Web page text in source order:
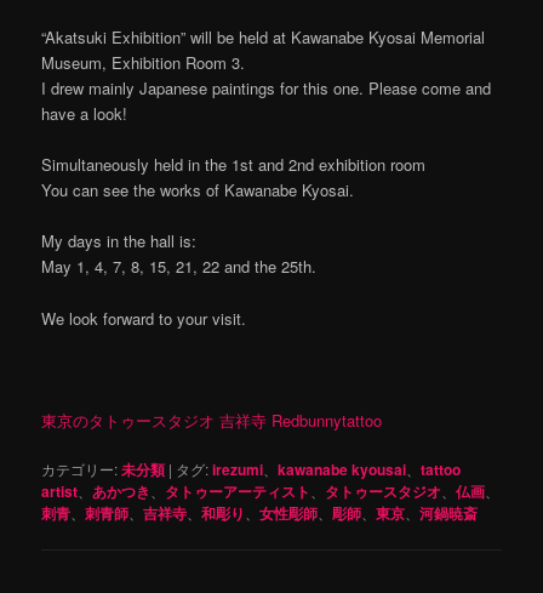
“Akatsuki Exhibition” will be held at Kawanabe Kyosai Memorial
Museum, Exhibition Room 3.
I drew mainly Japanese paintings for this one. Please come and
have a look!
Simultaneously held in the 1st and 2nd exhibition room
You can see the works of Kawanabe Kyosai.
My days in the hall is:
May 1, 4, 7, 8, 15, 21, 22 and the 25th.
We look forward to your visit.
東京のタトゥースタジオ 吉祥寺 Redbunnytattoo
カテゴリー:未分類 | タグ:irezumi 、kawanabe kyousai 、tattoo
artist
あかつき タトゥーアーティスト タトゥースタジオ 、仏画
刺青 、刺青師 、吉祥寺 、和彫り 、女性彫師 、彫師 、東京 、河鍋暁斎